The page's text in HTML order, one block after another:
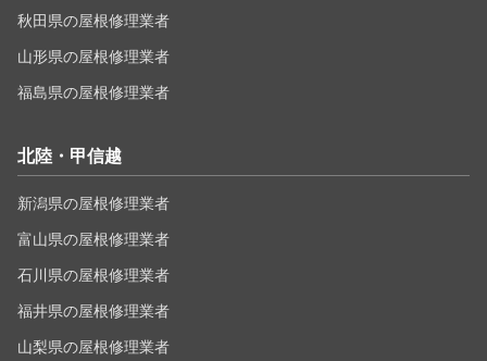
秋田県の屋根修理業者
山形県の屋根修理業者
福島県の屋根修理業者
北陸・甲信越
新潟県の屋根修理業者
富山県の屋根修理業者
石川県の屋根修理業者
福井県の屋根修理業者
山梨県の屋根修理業者